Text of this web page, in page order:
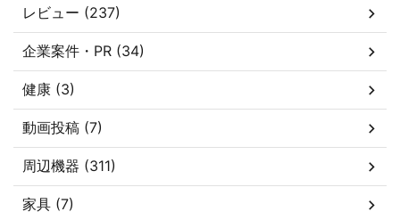
レビュー (237)
企業案件・PR (34)
健康 (3)
動画投稿 (7)
周辺機器 (311)
家具 (7)